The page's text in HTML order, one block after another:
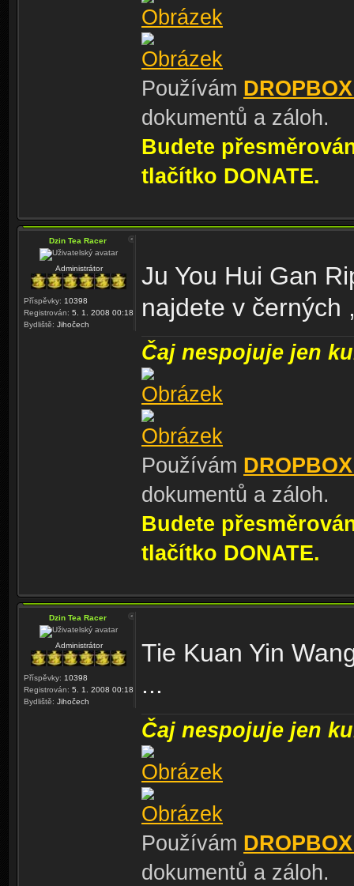
Používám
dokumentů a záloh.
Budete
tlačítko DONATE.
Dzin Tea Racer
Administrátor
Příspěvky: 10398
Registrován: 5. 1. 2008 00:18
Bydliště: Jihočech
Ju You Hui Gan
najdete v černých
Čaj nespojuje jen
Používám
dokumentů a záloh.
Budete
tlačítko DONATE.
Dzin Tea Racer
Administrátor
Příspěvky: 10398
Registrován: 5. 1. 2008 00:18
Bydliště: Jihočech
Tie Kuan Yin
...
Čaj nespojuje jen
Používám
dokumentů a záloh.